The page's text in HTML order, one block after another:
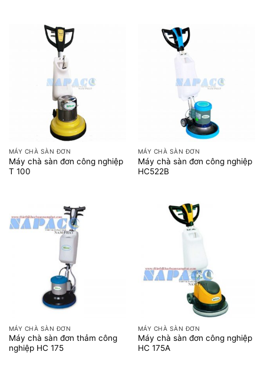
MÁY CHÀ SÀN ĐƠN
Máy chà sàn đơn công nghiệp
T 100
MÁY CHÀ SÀN ĐƠN
Máy chà sàn đơn công nghiệp
HC522B
MÁY CHÀ SÀN ĐƠN
Máy chà sàn đơn thảm công
nghiệp HC 175
MÁY CHÀ SÀN ĐƠN
Máy chà sàn đơn công nghiệp
HC 175A